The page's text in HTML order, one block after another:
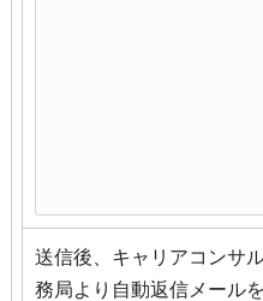
送信後、キャリアコンサ
務局より自動返信メール